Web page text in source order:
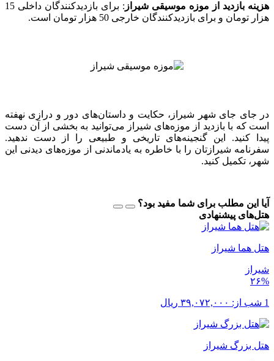
هزینه بازدید از موزه موسیقی شیراز
: برای بازدیدکنندگان داخلی 15
هزار تومان و برای بازدیدکنندگان خارجی 50 هزار تومان است.
در جای جای شهر شیراز، حکایت و داستان‌های دور و درازی نهفته
است که با بازدید از موزه‌های شیراز می‌توانید به بخشی از آن دست
پیدا کنید. این گنجینه‌های تاریخی و طبیعی را از دست ندهید.
سفرنامه شیرازتان را با خاطره به یادماندنی از موزه‌های دیدنی این
شهر، تکمیل کنید.
آیا این مطلب برای شما مفید بود؟
هتل‌های پیشنهادی
هتل هما شیراز
شیراز
۲۶%
1 شب از: ۳۹,۰۷۲,۰۰۰ ریال
هتل بزرگ شیراز